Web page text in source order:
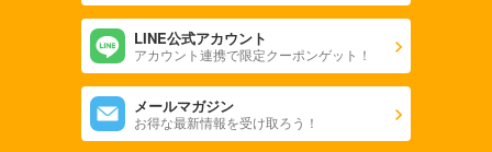
LINE公式アカウント
アカウント連携で限定クーポンゲット！
メールマガジン
お得な最新情報を受け取ろう！